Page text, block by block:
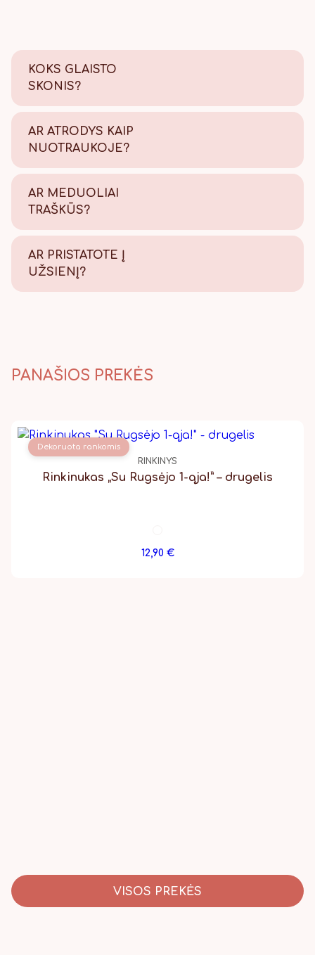
KOKS GLAISTO
SKONIS?
Saldus su šiek tiek citrinos
AR ATRODYS KAIP
NUOTRAUKOJE?
Tikrai taip! Viską atliekame
užtikriname kokybę.
AR MEDUOLIAI
TRAŠKŪS?
Tikrai traškūs - nes švieži!
AR PRISTATOTE Į
UŽSIENĮ?
Taip, pristatome, Lietuvos
PANAŠIOS PREKĖS
Dekoruota rankomis
RINKINYS
Rinkinukas „Su Rugsėjo 1-ąja!” – drugelis
12,90 €
VISOS PREKĖS